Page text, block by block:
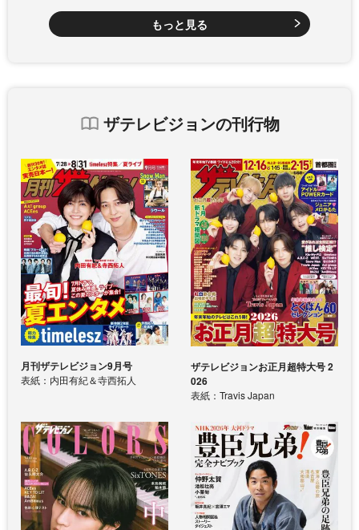
もっと見る
ザテレビジョンの刊行物
月刊ザテレビジョン9月号
表紙：内田有紀＆寺西拓人
ザテレビジョンお正月超特大号 2
026
表紙：Travis Japan